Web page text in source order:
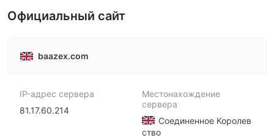
Официальный сайт
baazex.com
IP-адрес сервера
81.17.60.214
Местонахождение
сервера
Соединенное Королев
ство